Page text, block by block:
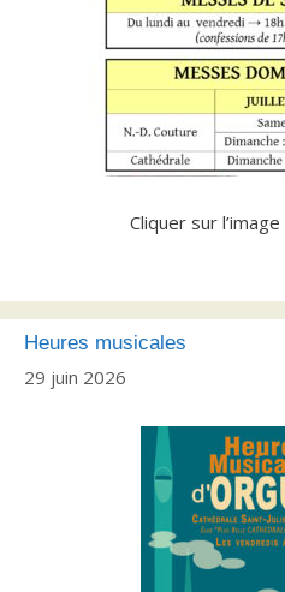
Cliquer sur
Heures musicales
29 juin 2026